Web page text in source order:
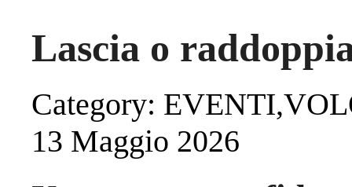
Lascia o
Category:
13 Maggio 2026